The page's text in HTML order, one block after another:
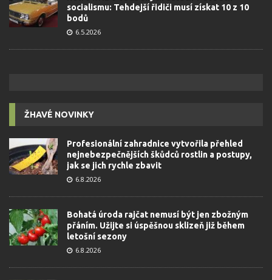
socialismu: Tehdejší řidiči musí získat 10 z 10
bodů
6.5.2026
ŽHAVÉ NOVINKY
Profesionální zahradnice vytvořila přehled
nejnebezpečnějších škůdců rostlin a postupy,
jak se jich rychle zbavit
6.8.2026
Bohatá úroda rajčat nemusí být jen zbožným
přáním. Užijte si úspěšnou sklizeň již během
letošní sezony
6.8.2026